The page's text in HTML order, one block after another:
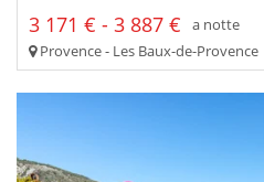
3 171 € - 3 887 €
a notte
Provence - Les Baux-de-Provence